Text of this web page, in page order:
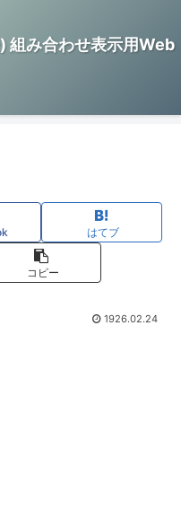
組み合わせ表示用Web
はてブ
コピー
1926.02.24